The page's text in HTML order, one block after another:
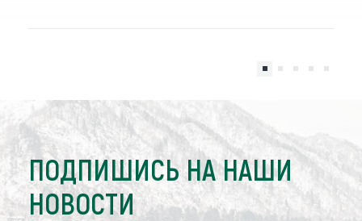
ПОДПИШИСЬ НА НАШИ
НОВОСТИ